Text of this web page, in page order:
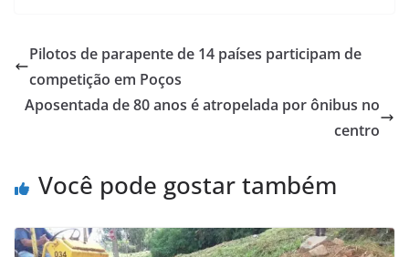
Pilotos de parapente de 14 países participam de
competição em Poços
Aposentada de 80 anos é atropelada por ônibus no
centro
Você pode gostar também